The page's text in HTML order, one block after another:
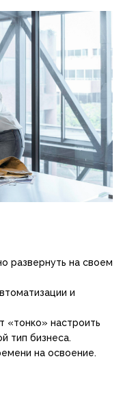
развернуть на своем
и
«тонко» настроить
тип бизнеса.
на освоение.